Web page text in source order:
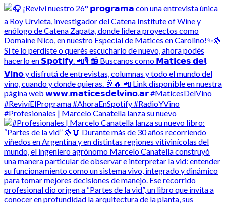
#Profesionales | Marcelo Canatella lanza su nuevo